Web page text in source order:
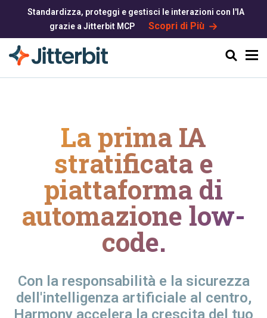
Cerca
Standardizza, proteggi e gestisci le interazioni con l'IA
grazie a Jitterbit MCP
Scopri di Più
La prima IA
stratificata e
piattaforma di
automazione low-
code.
Con la responsabilità e la sicurezza
dell'intelligenza artificiale al centro,
Harmony accelera la crescita del tuo